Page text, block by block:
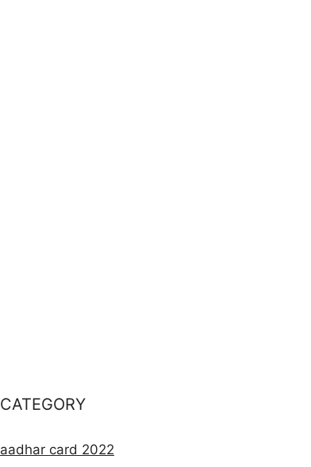
CATEGORY
aadhar card 2022